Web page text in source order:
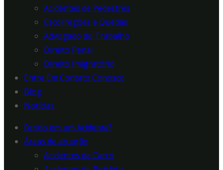
Acidentes de Pedestres
Escorregões e Quedas
Advogado do Trabalho
Direito Penal
Direito Imigratório
Entre Em Contato Conosco
Blog
Notícias
Ferido em um Acidente?
Áreas de atuação
Acidentes de Carro